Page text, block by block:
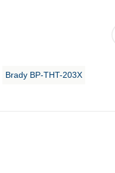
Brady BP-THT-203X